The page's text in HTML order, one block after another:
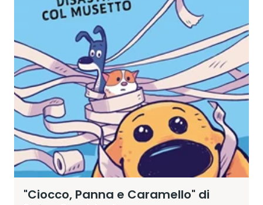
"Ciocco, Panna e Caramello" di